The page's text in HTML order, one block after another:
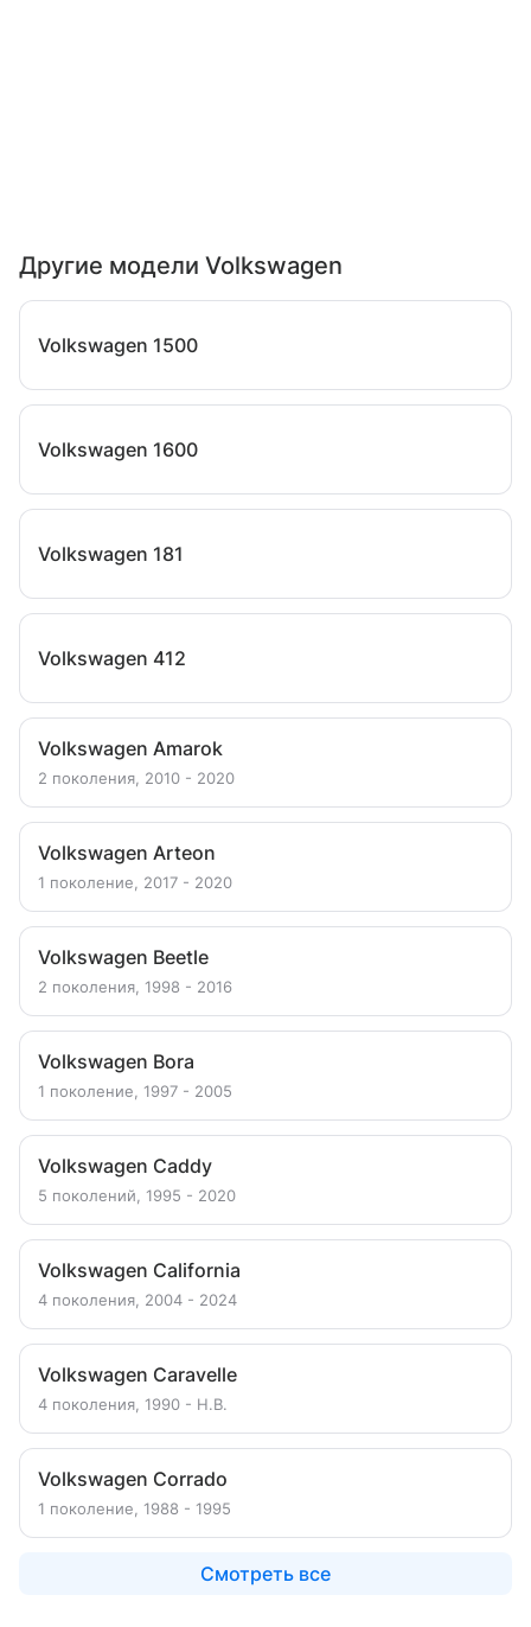
Другие модели Volkswagen
Volkswagen 1500
Volkswagen 1600
Volkswagen 181
Volkswagen 412
Volkswagen Amarok
2 поколения, 2010 - 2020
Volkswagen Arteon
1 поколение, 2017 - 2020
Volkswagen Beetle
2 поколения, 1998 - 2016
Volkswagen Bora
1 поколение, 1997 - 2005
Volkswagen Caddy
5 поколений, 1995 - 2020
Volkswagen California
4 поколения, 2004 - 2024
Volkswagen Caravelle
4 поколения, 1990 - Н.В.
Volkswagen Corrado
1 поколение, 1988 - 1995
Смотреть все